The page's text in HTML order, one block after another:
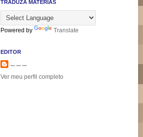
TRADUZA MATÉRIAS
Powered by Translate
EDITOR
... ... ...
Ver meu perfil completo